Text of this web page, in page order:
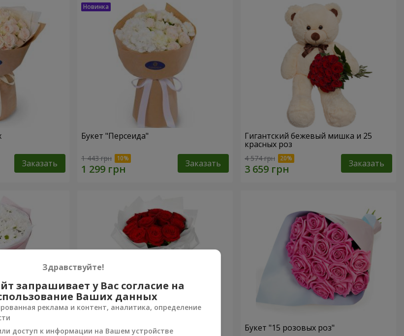
Заказать
Букет "Персеида"
1 443 грн Заказать
Гигантский бежевый мишка и 25
красных роз
4 574 грн Заказать
Монобукет из 11 красных роз Букет "15 розовых роз"
Здравствуйте!
запрашивает у Вас согласие на
Ваших данных
реклама и контент, аналитика, определение
доступ к информации на Вашем устройстве